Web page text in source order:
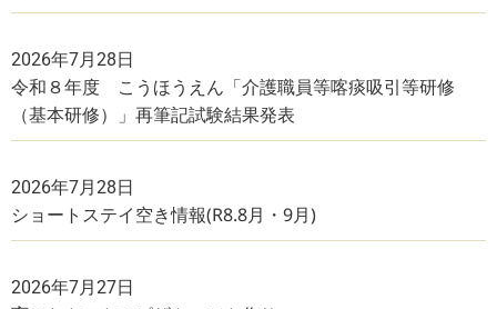
2026年7月28日
令和８年度 こうほうえん「介護職員等喀痰吸引等研修
（基本研修）」再筆記試験結果発表
2026年7月28日
ショートステイ空き情報(R8.8月・9月)
2026年7月27日